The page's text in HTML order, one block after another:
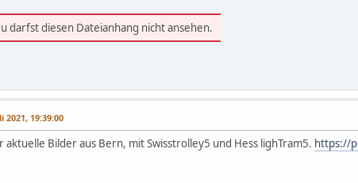
darfst diesen Dateianhang nicht ansehen.
2021, 19:39:00
aktuelle Bilder aus Bern, mit Swisstrolley5 und Hess lighTram5. https://